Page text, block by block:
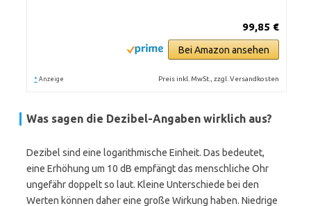
99,85 €
Bei Amazon ansehen
* Anzeige Preis inkl. MwSt., zzgl. Versandkosten
Was sagen die Dezibel-Angaben wirklich aus?
Dezibel sind eine logarithmische Einheit. Das bedeutet,
eine Erhöhung um 10 dB empfängt das menschliche Ohr
ungefähr doppelt so laut. Kleine Unterschiede bei den
Werten können daher eine große Wirkung haben. Niedrige